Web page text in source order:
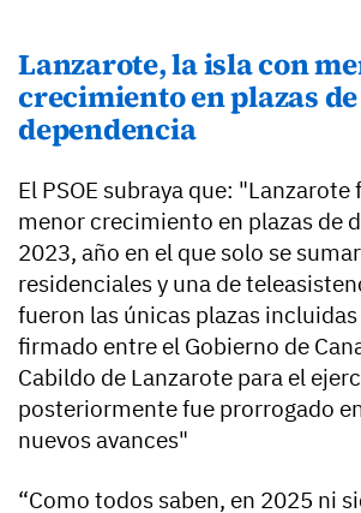
Lanzarote, la isla con
crecimiento en plazas de
dependencia
El PSOE subraya que: "Lanzarote
menor crecimiento en plazas de
2023, año en el que solo se
residenciales y una de
fueron las únicas plazas
firmado entre el Gobierno de
Cabildo de Lanzarote para el
posteriormente fue prorrogado
nuevos avances"
“Como todos saben, en 2025 ni